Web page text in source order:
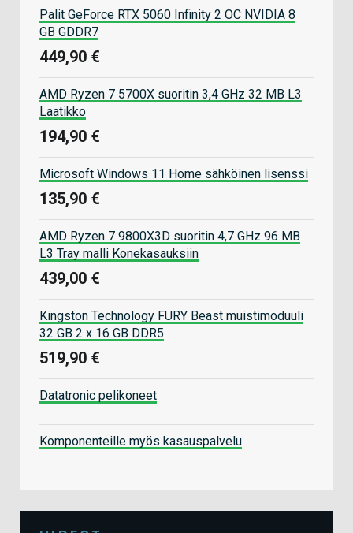
Palit GeForce RTX 5060 Infinity 2 OC NVIDIA 8
GB GDDR7
449,90 €
AMD Ryzen 7 5700X suoritin 3,4 GHz 32 MB L3
Laatikko
194,90 €
Microsoft Windows 11 Home sähköinen lisenssi
135,90 €
AMD Ryzen 7 9800X3D suoritin 4,7 GHz 96 MB
L3 Tray malli Konekasauksiin
439,00 €
Kingston Technology FURY Beast muistimoduuli
32 GB 2 x 16 GB DDR5
519,90 €
Datatronic pelikoneet
Komponenteille myös kasauspalvelu